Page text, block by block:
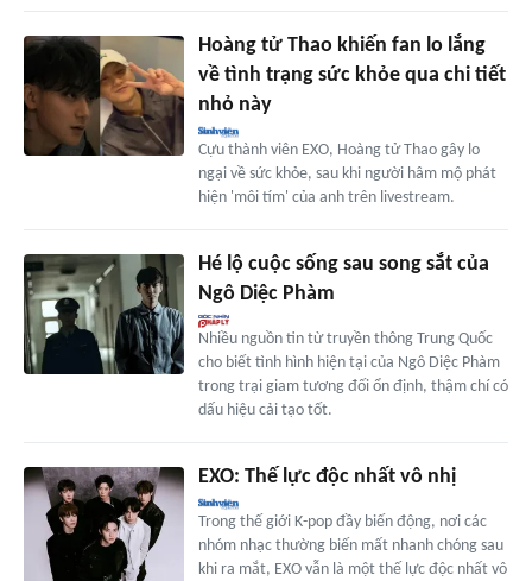
Hoàng tử Thao khiến fan lo lắng
về tình trạng sức khỏe qua chi tiết
nhỏ này
Cựu thành viên EXO, Hoàng tử Thao gây lo
ngại về sức khỏe, sau khi người hâm mộ phát
hiện 'môi tím' của anh trên livestream.
Hé lộ cuộc sống sau song sắt của
Ngô Diệc Phàm
Nhiều nguồn tin từ truyền thông Trung Quốc
cho biết tình hình hiện tại của Ngô Diệc Phàm
trong trại giam tương đối ổn định, thậm chí có
dấu hiệu cải tạo tốt.
EXO: Thế lực độc nhất vô nhị
Trong thế giới K-pop đầy biến động, nơi các
nhóm nhạc thường biến mất nhanh chóng sau
khi ra mắt, EXO vẫn là một thế lực độc nhất vô